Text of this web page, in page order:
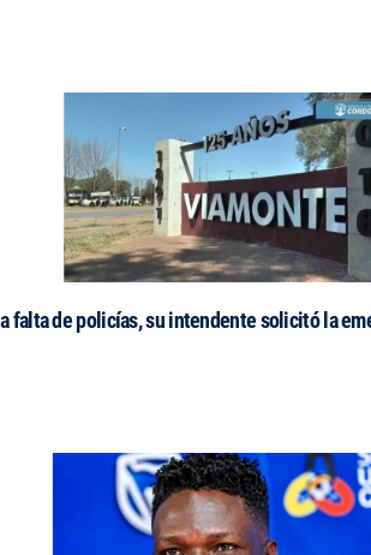
falta de policías, su intendente solicitó la